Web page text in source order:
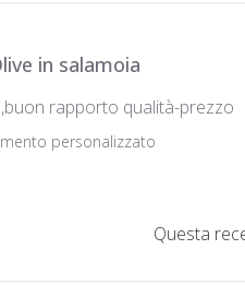
in salamoia
rapporto qualità-prezzo
del negozio sulla
personalizzato
Questa